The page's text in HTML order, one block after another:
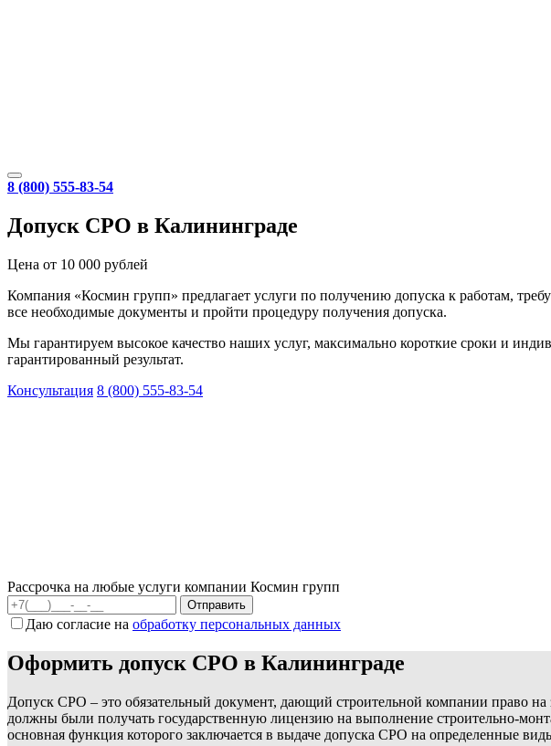
8 (800) 555-83-54
Допуск СРО в Калининграде
Цена от 10 000 рублей
Компания «Космин групп» предлагает услуги по получению допуска к работам,
все необходимые документы и пройти процедуру получения допуска.
Мы гарантируем высокое качество наших услуг, максимально короткие сроки и
гарантированный результат.
Консультация 8 (800) 555-83-54
Рассрочка на любые услуги компании Космин групп
Даю согласие на обработку персональных данных
Оформить допуск СРО в Калининграде
Допуск СРО – это обязательный документ, дающий строительной компании право на
должны были получать государственную лицензию на выполнение строительно-
основная функция которого заключается в выдаче допуска СРО на определенные